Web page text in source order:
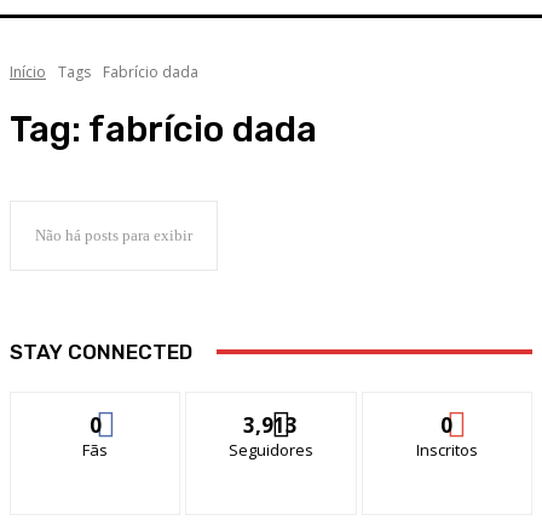
Início Tags Fabrício dada
Tag: fabrício dada
Não há posts para exibir
STAY CONNECTED
0
Fãs
3,913
Seguidores
0
Inscritos